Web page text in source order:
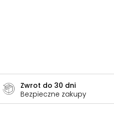
Zwrot do 30 dni
Bezpieczne zakupy